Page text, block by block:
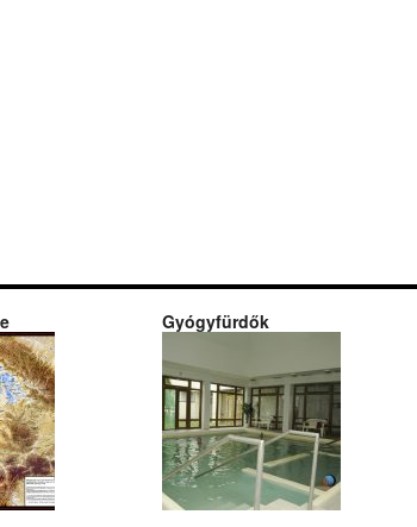
Gyógyfürdők